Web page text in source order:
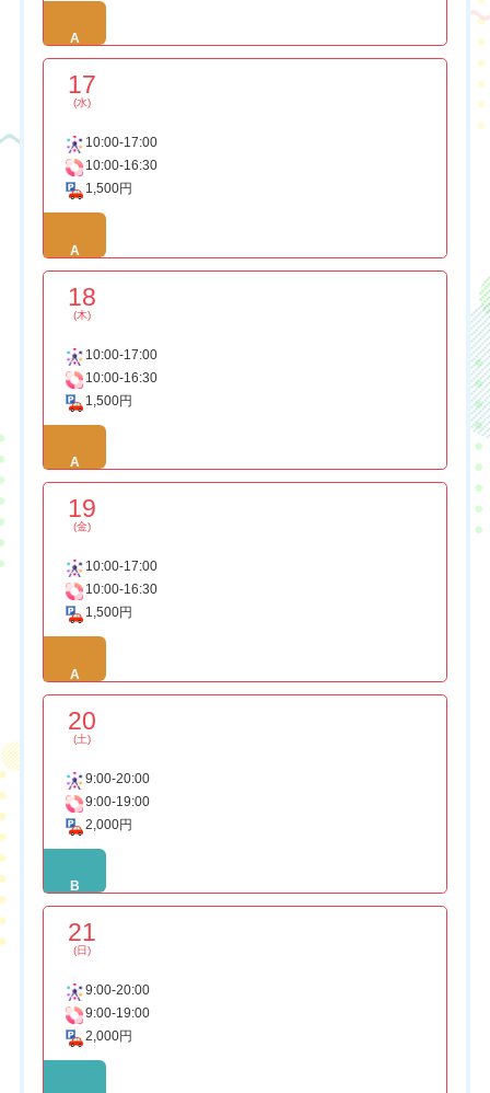
A
17
(水)
10:00-17:00
10:00-16:30
1,500円
A
18
(木)
10:00-17:00
10:00-16:30
1,500円
A
19
(金)
10:00-17:00
10:00-16:30
1,500円
A
20
(土)
9:00-20:00
9:00-19:00
2,000円
B
21
(日)
9:00-20:00
9:00-19:00
2,000円